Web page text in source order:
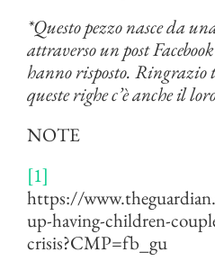
*Questo pezzo nasce da
attraverso un post
hanno risposto.
queste righe c’è anche il
NOTE
[1]
https://
up-having-children-
crisis?CMP=fb_gu